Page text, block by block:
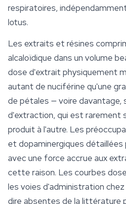
respiratoires,
lotus.
Les extraits et résines
alcaloïdique dans un volume
dose d'extrait physiquement
autant de nuciférine qu'une
de pétales — voire davantage,
d'extraction, qui est rarement
produit à l'autre. Les
et dopaminergiques détaillées
avec une force accrue aux
cette raison. Les courbes
les voies d'administration
dire absentes de la littérature